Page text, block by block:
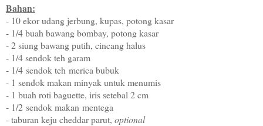
Bahan:
- 10 ekor udang jerbung, kupas, potong kasar
- 1/4 buah bawang bombay, potong kasar
- 2 siung bawang putih, cincang halus
- 1/4 sendok teh garam
- 1/4 sendok teh merica bubuk
- 1 sendok makan minyak untuk menumis
- 1 buah roti baguette, iris setebal 2 cm
- 1/2 sendok makan mentega
- taburan keju cheddar parut, optional